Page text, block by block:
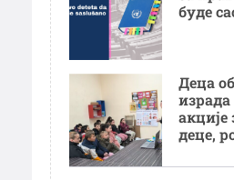
буде
Деца
деце,